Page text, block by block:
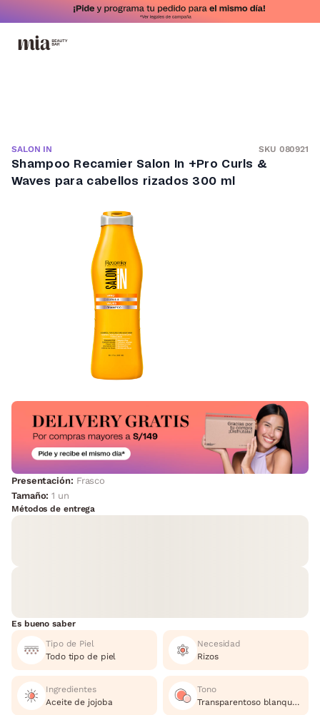
SALON IN SKU 080921
Shampoo Recamier Salon In +Pro Curls &
Waves para cabellos rizados 300 ml
Presentación: Frasco
Tamaño:1 un
Métodos de entrega
Es bueno saber
Tipo de Piel
Todo tipo de piel
Necesidad
Rizos
Ingredientes
Aceite de jojoba
Tono
Transparentoso blanquesino